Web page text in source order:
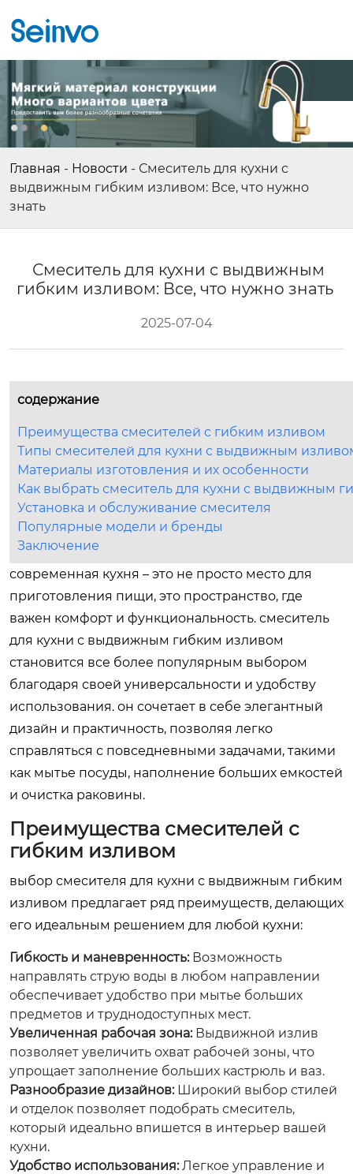
Главная - Новости - Смеситель для кухни с
выдвижным гибким изливом: Все, что нужно
знать
Смеситель для кухни с выдвижным
гибким изливом: Все, что нужно знать
2025-07-04
содержание
Преимущества смесителей с гибким изливом
Типы смесителей для кухни с выдвижным
Материалы изготовления и их особенности
Как выбрать смеситель для кухни с выдвижным
Установка и обслуживание смесителя
Популярные модели и бренды
Заключение
современная кухня – это не просто место для
приготовления пищи, это пространство, где
важен комфорт и функциональность. смеситель
для кухни с выдвижным гибким изливом
становится все более популярным выбором
благодаря своей универсальности и удобству
использования. он сочетает в себе элегантный
дизайн и практичность, позволяя легко
справляться с повседневными задачами, такими
как мытье посуды, наполнение больших емкостей
и очистка раковины.
Преимущества смесителей с
гибким изливом
выбор смесителя для кухни с выдвижным гибким
изливом предлагает ряд преимуществ, делающих
его идеальным решением для любой кухни:
Гибкость и маневренность:Возможность
направлять струю воды в любом направлении
обеспечивает удобство при мытье больших
предметов и труднодоступных мест.
Увеличенная рабочая зона:Выдвижной излив
позволяет увеличить охват рабочей зоны, что
упрощает заполнение больших кастрюль и ваз.
Разнообразие дизайнов:Широкий выбор стилей
и отделок позволяет подобрать смеситель,
который идеально впишется в интерьер вашей
кухни.
Удобство использования:Легкое управление и